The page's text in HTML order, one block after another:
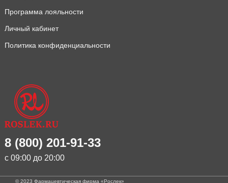
Программа лояльности
Личный кабинет
Политика конфиденциальности
8 (800) 201-91-33
с 09:00 до 20:00
© 2023 Фармацевтическая фирма «Рослек»